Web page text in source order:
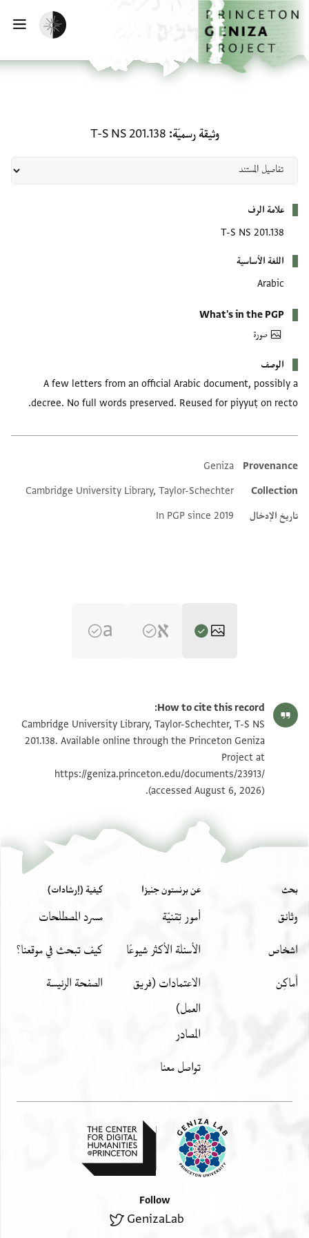
إلى المحتوى الرئيسي
الرئيسية
تفعيل الوضع المظلم
وثيقة رسميّة T-S NS 201.138
علامة الرف
T-S NS 201.138
اللغة الأساسية
Arabic
What's in the PGP
صورة
الوصف
A few letters from an official Arabic document, possibly a
decree. No full words preserved. Reused for piyyuṭ on recto.
Additional metadata
Provenance
Geniza
Collection
Cambridge University Library, Taylor-Schechter
تاريخ الإدخال
In PGP since 2019
T-S NS 201.138 1v تكبير و تدوير
بيان أذونات الصورة
How to cite this record:
Cambridge University Library, Taylor-Schechter, T-S NS
201.138. Available online through the Princeton Geniza
Project at
https://geniza.princeton.edu/documents/23913/
(accessed August 6, 2026).
بحث
وثائق
اشخاص
أَماكِن
عن برنستون جنيزا
أمور تِقنيّة
الأسئلة الأكثر شيوعًا
الاعتمادات (فريق
العمل)
المصادر
تواصل معنا
كيفية (إرشادات)
مسرد المصطلحات
كيف تبحث في موقعنا؟
الصفحة الرئيسة
Follow
GenizaLab